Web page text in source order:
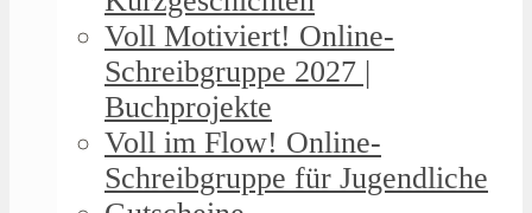
Voll Motiviert! Online-
Schreibgruppe 2027 |
Buchprojekte
Voll im Flow! Online-
Schreibgruppe für Jugendliche